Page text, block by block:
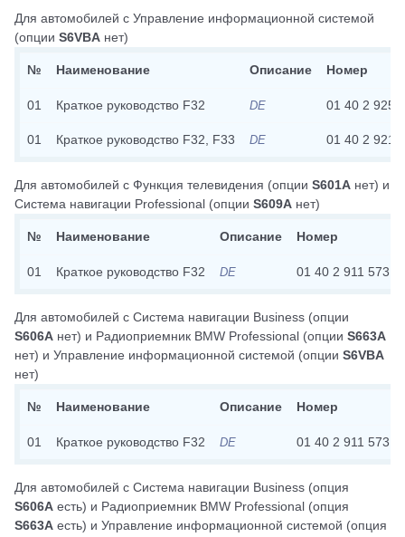
Для автомобилей с Управление информационной системой
(опции S6VBA нет)
№ Наименование Описание Номер
01 Краткое руководство F32 DE 01 40 2 925
01 Краткое руководство F32, F33 DE 01 40 2 921
Для автомобилей с Функция телевидения (опции S601A нет) и
Система навигации Professional (опции S609A нет)
№ Наименование Описание Номер
01 Краткое руководство F32 DE 01 40 2 911 573
Для автомобилей с Система навигации Business (опции
S606A нет) и Радиоприемник BMW Professional (опции S663A
нет) и Управление информационной системой (опции S6VBA
нет)
№ Наименование Описание Номер
01 Краткое руководство F32 DE 01 40 2 911 573
Для автомобилей с Система навигации Business (опция
S606A есть) и Радиоприемник BMW Professional (опция
S663A есть) и Управление информационной системой (опция